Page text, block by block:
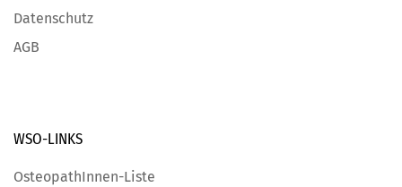
Datenschutz
AGB
WSO-LINKS
OsteopathInnen-Liste